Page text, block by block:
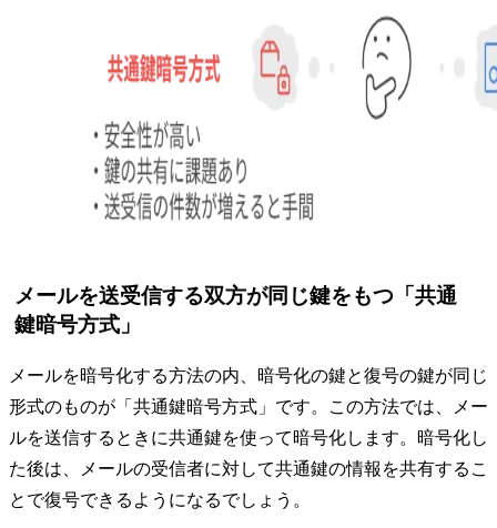
メールを送受信する双方が同じ鍵をもつ「共通
鍵暗号方式」
メールを暗号化する方法の内、暗号化の鍵と復号の鍵が同じ
形式のものが「共通鍵暗号方式」です。この方法では、メー
ルを送信するときに共通鍵を使って暗号化します。暗号化し
た後は、メールの受信者に対して共通鍵の情報を共有するこ
とで復号できるようになるでしょう。